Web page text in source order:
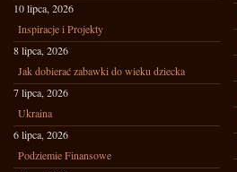
10 lipca, 2026
Inspiracje i Projekty
8 lipca, 2026
Jak dobierać zabawki do wieku dziecka
7 lipca, 2026
Ukraina
6 lipca, 2026
Podziemie Finansowe